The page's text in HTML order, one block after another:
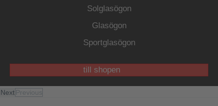
Solglasögon
Glasögon
Sportglasögon
till shopen
NextPrevious